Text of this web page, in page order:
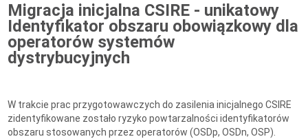
Migracja inicjalna CSIRE - unikatowy
Identyfikator obszaru obowiązkowy dla
operatorów systemów
dystrybucyjnych
W trakcie prac przygotowawczych do zasilenia inicjalnego CSIRE
zidentyfikowane zostało ryzyko powtarzalności identyfikatorów
obszaru stosowanych przez operatorów (OSDp, OSDn, OSP).